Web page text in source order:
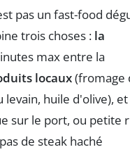
pas un fast-food
trois choses : la
max entre la
locaux(fromage
levain, huile d'olive), et
sur le port, ou petite
de steak haché